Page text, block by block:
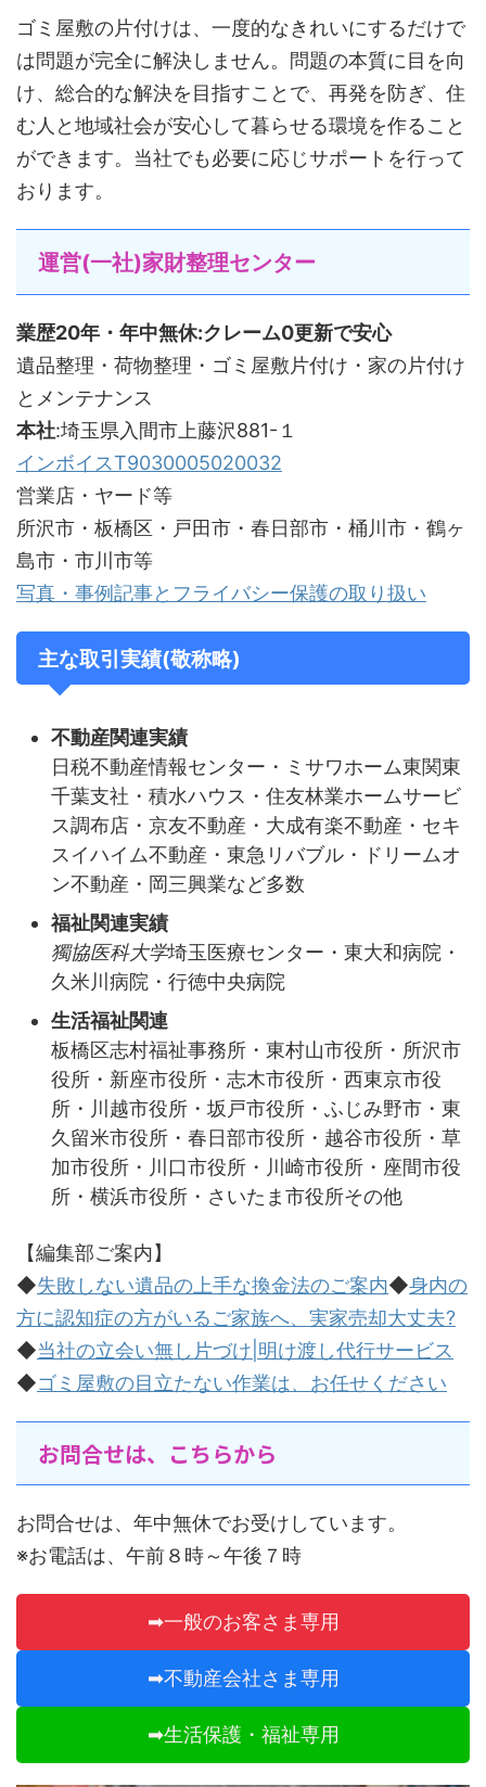
ゴミ屋敷の片付けは、一度的なきれいにするだけで
は問題が完全に解決しません。問題の本質に目を向
け、総合的な解決を目指すことで、再発を防ぎ、住
む人と地域社会が安心して暮らせる環境を作ること
ができます。当社でも必要に応じサポートを行って
おります。
運営(一社)家財整理センター
業歴20年・年中無休:クレーム0更新で安心
遺品整理・荷物整理・ゴミ屋敷片付け・家の片付け
とメンテナンス
本社:埼玉県入間市上藤沢881-１
インボイスT9030005020032
営業店・ヤード等
所沢市・板橋区・戸田市・春日部市・桶川市・鶴ヶ
島市・市川市等
写真・事例記事とフライバシー保護の取り扱い
主な取引実績(敬称略)
不動産関連実績
日税不動産情報センター・ミサワホーム東関東
千葉支社・積水ハウス・住友林業ホームサービ
ス調布店・京友不動産・大成有楽不動産・セキ
スイハイム不動産・東急リバブル・ドリームオ
ン不動産・岡三興業など多数
福祉関連実績
獨協医科大学埼玉医療センター・東大和病院・
久米川病院・行徳中央病院
生活福祉関連
板橋区志村福祉事務所・東村山市役所・所沢市
役所・新座市役所・志木市役所・西東京市役
所・川越市役所・坂戸市役所・ふじみ野市・東
久留米市役所・春日部市役所・越谷市役所・草
加市役所・川口市役所・川崎市役所・座間市役
所・横浜市役所・さいたま市役所その他
【編集部ご案内】
◆失敗しない遺品の上手な換金法のご案内◆身内の
方に認知症の方がいるご家族へ、実家売却大丈夫?
◆当社の立会い無し片づけ|明け渡し代行サービス
◆ゴミ屋敷の目立たない作業は、お任せください
お問合せは、こちらから
お問合せは、年中無休でお受けしています。
※お電話は、午前８時～午後７時
➡一般のお客さま専用
➡不動産会社さま専用
➡生活保護・福祉専用